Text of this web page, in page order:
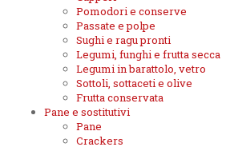
Pomodori e conserve
Passate e polpe
Sughi e ragu pronti
Legumi, funghi e frutta secca
Legumi in barattolo, vetro
Sottoli, sottaceti e olive
Frutta conservata
Pane e sostitutivi
Pane
Crackers